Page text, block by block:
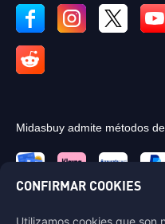
Midasbuy admite métodos
CONFIRMAR COOKIES
Utilizamos cookies que son